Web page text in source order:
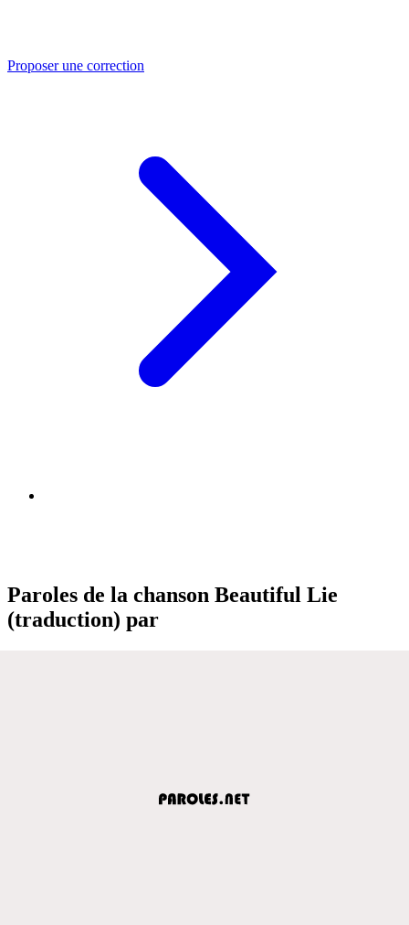
Proposer une correction
Paroles de la chanson Beautiful Lie
(traduction) par